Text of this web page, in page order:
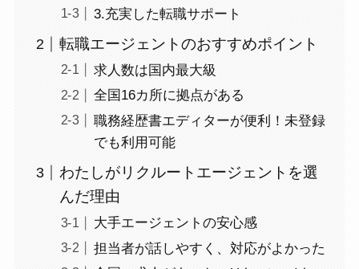
3.充実した転職サポート
転職エージェントのおすすめポイント
求人数は国内最大級
全国16カ所に拠点がある
職務経歴書エディターが便利！未登録
でも利用可能
わたしがリクルートエージェントを選
んだ理由
大手エージェントの安心感
担当者が話しやすく、対応がよかった